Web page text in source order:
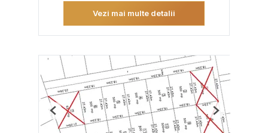
Vezi mai multe detalii
Previous Next